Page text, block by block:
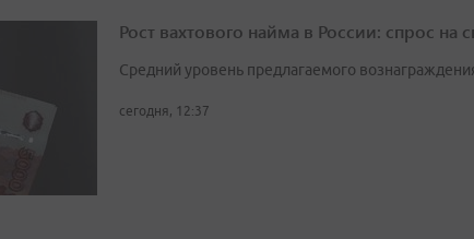
Рост вахтового найма в России: спрос
Средний уровень предлагаемого
сегодня, 12:37